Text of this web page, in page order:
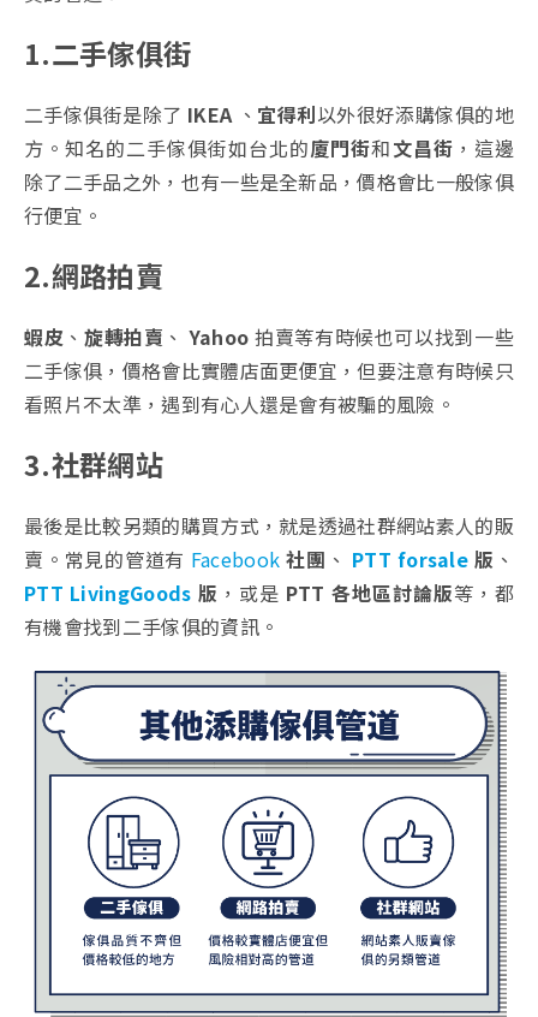
1.二手傢俱街
二手傢俱街是除了 IKEA 、 宜得利以外很好添購傢俱的地
方。知名的二手傢俱街如台北的廈門街和文昌街 ，這邊
除了二手品之外，也有一些是全新品，價格會比一般傢俱
行便宜。
2.網路拍賣
蝦皮 、 旋轉拍賣 、Yahoo 拍賣等有時候也可以找到一些
二手傢俱，價格會比實體店面更便宜，但要注意有時候只
看照片不太準，遇到有心人還是會有被騙的風險。
3.社群網站
最後是比較另類的購買方式，就是透過社群網站素人的販
賣。常見的管道有 Facebook 社團 、 PTT forsale 版 、
PTT LivingGoods 版 ，或是 PTT 各地區討論版等，都
有機會找到二手傢俱的資訊。